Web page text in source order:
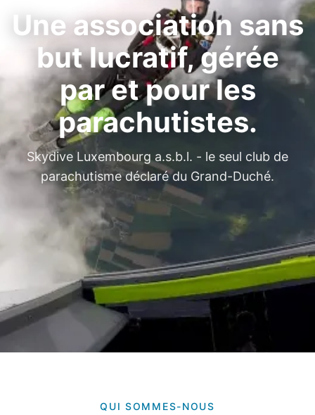
Une association sans
but lucratif, gérée
par et pour les
parachutistes.
Skydive Luxembourg a.s.b.l. - le seul club de
parachutisme déclaré du Grand-Duché.
QUI SOMMES-NOUS